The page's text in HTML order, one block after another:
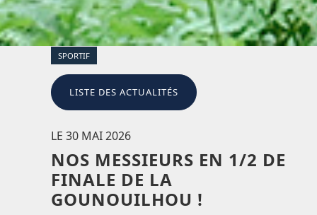
SPORTIF
LISTE DES ACTUALITÉS
LE 30 MAI 2026
NOS MESSIEURS EN 1/2 DE
FINALE DE LA
GOUNOUILHOU !